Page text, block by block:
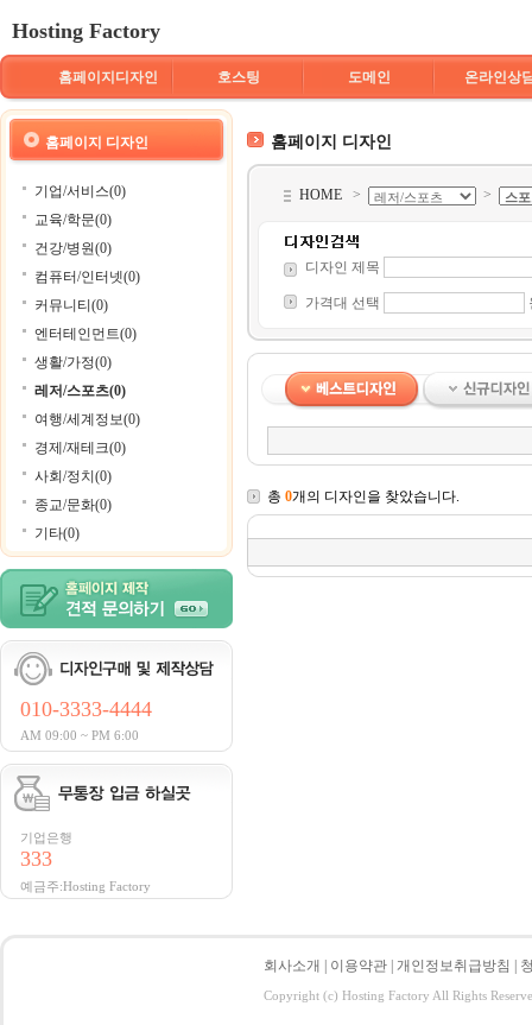
Hosting Factory
홈페이지디자인 호스팅 도메인 온라인상
홈페이지 디자인
기업/서비스(0)
교육/학문(0)
건강/병원(0)
컴퓨터/인터넷(0)
커뮤니티(0)
엔터테인먼트(0)
생활/가정(0)
레저/스포츠(0)
여행/세계정보(0)
경제/재테크(0)
사회/정치(0)
종교/문화(0)
기타(0)
010-3333-4444
AM 09:00 ~ PM 6:00
기업은행
333
예금주:Hosting Factory
홈페이지 디자인
HOME > >
디자인 제목
가격대 선택
총 0개의 디자인을 찾았습니다.
회사소개 이용약관 개인정보취급방침
Copyright (c) Hosting Factory All Rights